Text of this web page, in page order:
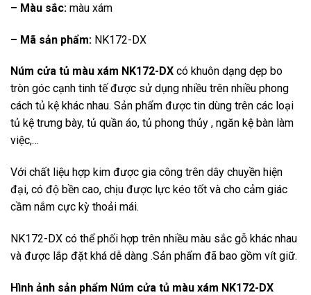
– Màu sắc: màu xám
– Mã sản phẩm: NK172-DX
Núm cửa tủ màu xám NK172-DX có khuôn dạng dẹp bo
tròn góc cạnh tinh tế được sử dụng nhiều trên nhiều phong
cách tủ kệ khác nhau. Sản phẩm được tin dùng trên các loại
tủ kệ trưng bày, tủ quần áo, tủ phong thủy , ngăn kệ bàn làm
việc,…
Với chất liệu hợp kim được gia công trên dây chuyền hiện
đại, có độ bền cao, chịu được lực kéo tốt và cho cảm giác
cầm nắm cực kỳ thoải mái.
NK172-DX có thể phối hợp trên nhiều màu sắc gỗ khác nhau
và được lắp đặt khá dễ dàng .Sản phẩm đã bao gồm vít giữ.
Hình ảnh sản phẩm Núm cửa tủ màu xám NK172-DX